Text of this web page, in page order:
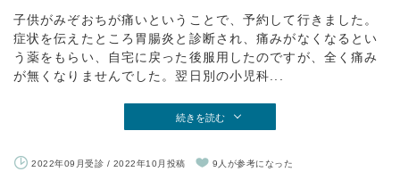
子供がみぞおちが痛いということで、予約して行きました。
症状を伝えたところ胃腸炎と診断され、痛みがなくなるとい
う薬をもらい、自宅に戻った後服用したのですが、全く痛み
が無くなりませんでした。翌日別の小児科...
続きを読む
2022年09月受診 / 2022年10月投稿 9人が参考になった